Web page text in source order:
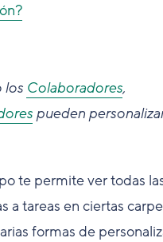
los Colaboradores,
pueden
te permite ver todas
a tareas en ciertas
formas de